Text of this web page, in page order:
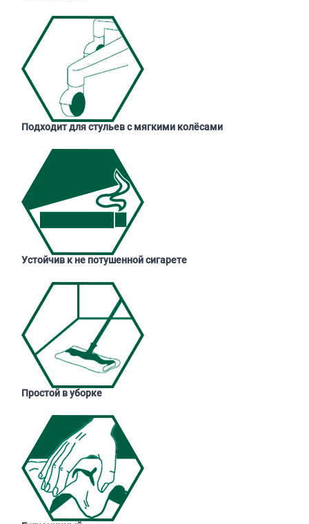
Подходит для стульев с мягкими колёсами
Устойчив к не потушенной сигарете
Простой в уборке